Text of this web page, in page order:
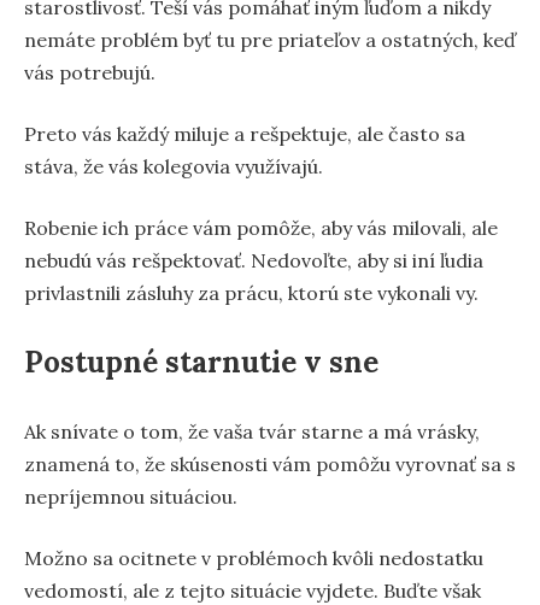
starostlivosť. Teší vás pomáhať iným ľuďom a nikdy
nemáte problém byť tu pre priateľov a ostatných, keď
vás potrebujú.
Preto vás každý miluje a rešpektuje, ale často sa
stáva, že vás kolegovia využívajú.
Robenie ich práce vám pomôže, aby vás milovali, ale
nebudú vás rešpektovať. Nedovoľte, aby si iní ľudia
privlastnili zásluhy za prácu, ktorú ste vykonali vy.
Postupné starnutie v sne
Ak snívate o tom, že vaša tvár starne a má vrásky,
znamená to, že skúsenosti vám pomôžu vyrovnať sa s
nepríjemnou situáciou.
Možno sa ocitnete v problémoch kvôli nedostatku
vedomostí, ale z tejto situácie vyjdete. Buďte však